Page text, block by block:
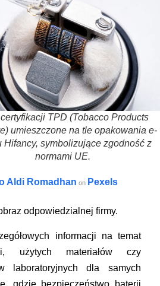
TPD (Tobacco Products
umieszczone na tle opakowania e-
Hifancy, symbolizujące zgodność z
normami UE.
Aldi Romadhan on Pexels
odpowiedzialnej firmy.
informacji na temat
użytych materiałów czy
laboratoryjnych dla samych
gdzie bezpieczeństwo baterii